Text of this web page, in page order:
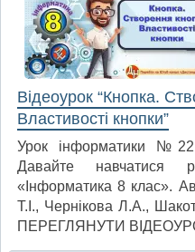
Відеоурок “Кнопка.
Властивості кнопки”
Урок інформатики
Давайте
«Інформатика 8 клас».
Т.І., Чернікова Л.А.,
ПЕРЕГЛЯНУТИ